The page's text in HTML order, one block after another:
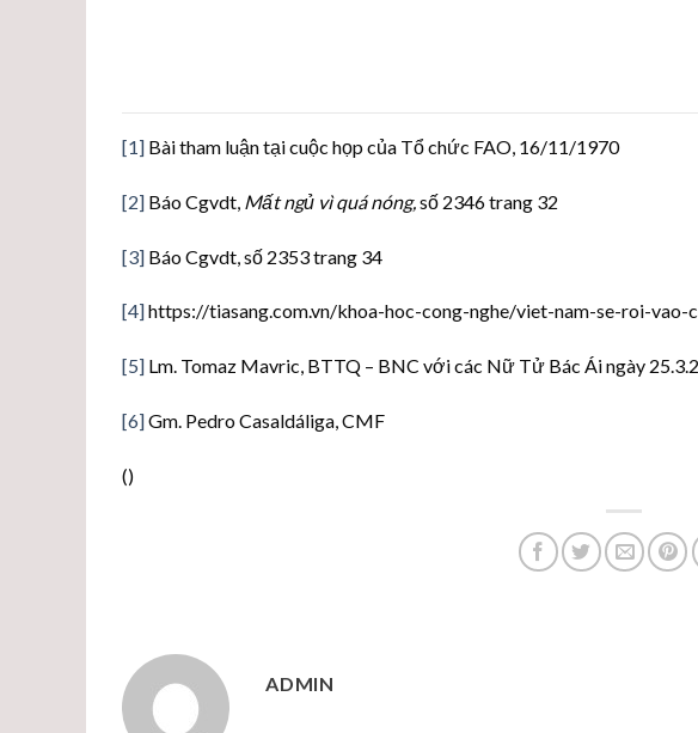
[1] Bài tham luận tại cuộc họp của Tổ chức FAO, 16/11/1970
[2] Báo Cgvdt, Mất ngủ vì quá nóng, số 2346 trang 32
[3] Báo Cgvdt, số 2353 trang 34
[4]https://tiasang.com.vn/khoa-hoc-cong-nghe/viet-nam-se-roi-vao-
[5] Lm. Tomaz Mavric, BTTQ – BNC với các Nữ Tử Bác Ái ngày
[6]Gm. Pedro Casaldáliga, CMF
()
ADMIN